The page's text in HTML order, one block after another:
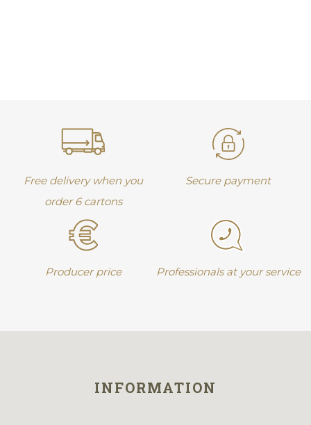
Free delivery when you
order 6 cartons
Secure payment
Producer price Professionals at your service
INFORMATION